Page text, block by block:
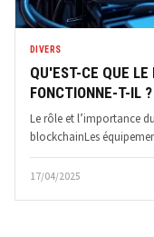
DIVERS
QU'EST-CE QUE
FONCTIONNE-T-IL ?
Le rôle et l’importance
blockchainLes
17/04/2025